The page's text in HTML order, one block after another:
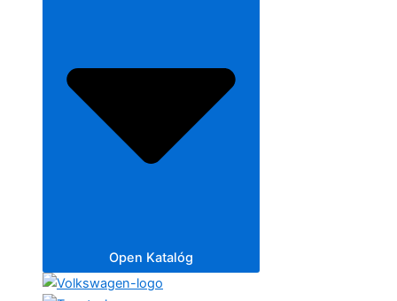
Open Katalóg